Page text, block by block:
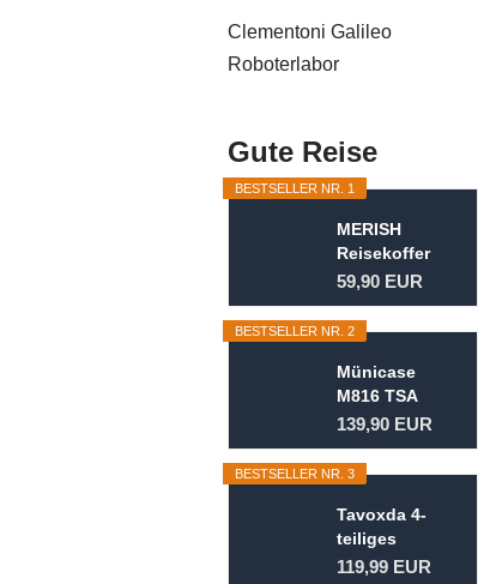
Clementoni Galileo
Roboterlabor
Gute Reise
BESTSELLER NR. 1
MERISH
Reisekoffer
Koffer
Trolleys...
59,90 EUR
BESTSELLER NR. 2
Münicase
M816 TSA
Kofferset
Trolley...
139,90 EUR
BESTSELLER NR. 3
Tavoxda 4-
teiliges
Kofferset...
119,99 EUR